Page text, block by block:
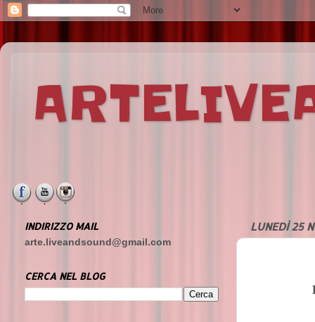
LUNEDÌ 25
INDIRIZZO MAIL
arte.liveandsound@gmail.com
CERCA NEL BLOG